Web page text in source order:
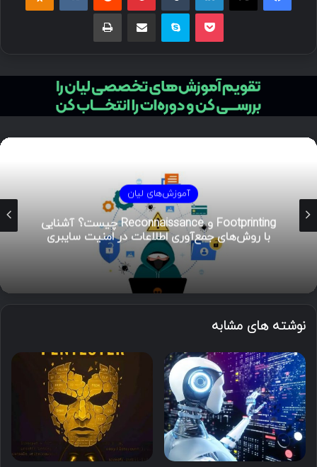
آموزش‌های لیان
Footprinting و Reconnaissance چیست؟ آشنایی
با روش‌های جمع‌آوری اطلاعات در امنیت سایبری
نوشته های مشابه